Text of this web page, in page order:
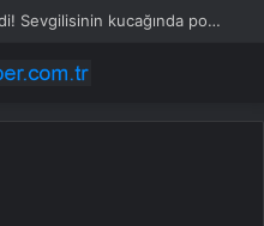
Şarkıcı Simge Sağın aşka geldi! Sevgilisinin kucağında poz verdi